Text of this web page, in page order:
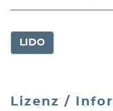
LIDO
Lizenz /